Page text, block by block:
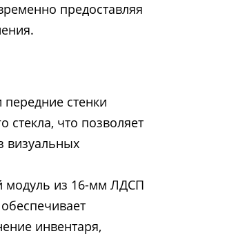
предоставляя
стенки
что позволяет
визуальных
модуль из 16-мм ЛДСП
инвентаря,